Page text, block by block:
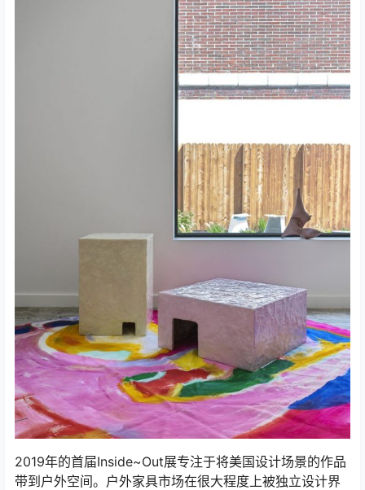
2019年的首届Inside~Out展专注于将美国设计场景的作品
带到户外空间。户外家具市场在很大程度上被独立设计界